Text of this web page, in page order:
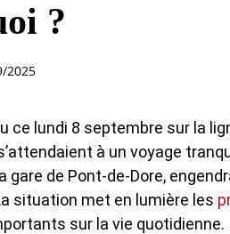
?
2025
ce lundi 8 septembre sur la
à un voyage
de Pont-de-Dore,
situation met en lumière les
sur la vie quotidienne.